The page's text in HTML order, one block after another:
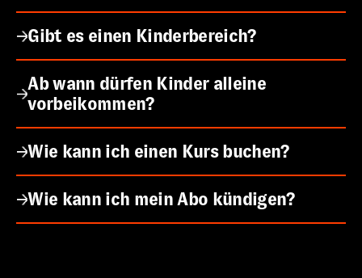
Gibt es einen Kinderbereich?
Ab wann dürfen Kinder alleine
vorbeikommen?
Wie kann ich einen Kurs buchen?
Wie kann ich mein Abo kündigen?